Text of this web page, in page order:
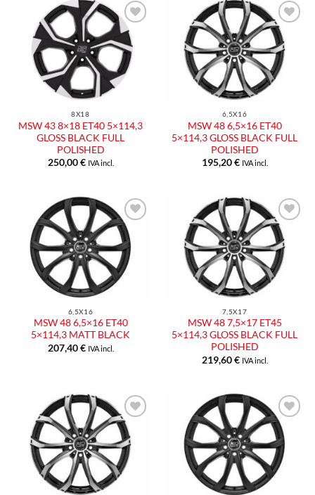
Aggiungi
alla lista
dei
desideri
8X18
MSW 43 8×18 ET40 5×114,3
GLOSS BLACK FULL
POLISHED
250,00€ IVA incl.
Aggiungi
alla lista
dei
desideri
6,5X16
MSW 48 6,5×16 ET40
5×114,3 GLOSS BLACK FULL
POLISHED
195,20€ IVA incl.
Aggiungi
alla lista
dei
desideri
6,5X16
MSW 48 6,5×16 ET40
5×114,3 MATT BLACK
207,40€ IVA incl.
Aggiungi
alla lista
dei
desideri
7,5X17
MSW 48 7,5×17 ET45
5×114,3 GLOSS BLACK FULL
POLISHED
219,60€ IVA incl.
Aggiungi
alla lista
dei
desideri
Aggiungi
alla lista
dei
desideri